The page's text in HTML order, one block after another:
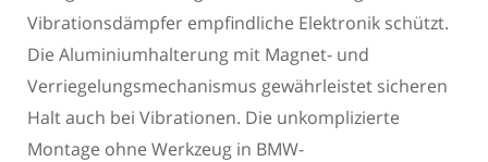
Vibrationsdämpfer empfindliche Elektronik schützt.
Die Aluminiumhalterung mit Magnet- und
Verriegelungsmechanismus gewährleistet sicheren
Halt auch bei Vibrationen. Die unkomplizierte
Montage ohne Werkzeug in BMW-